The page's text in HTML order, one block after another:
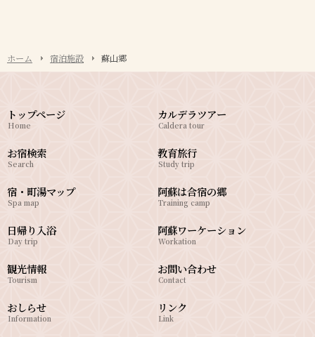
ホーム 宿泊施設 蘇山郷
トップページ
Home
お宿検索
Search
宿・町湯マップ
Spa map
日帰り入浴
Day trip
カルデラツアー
Caldera tour
教育旅行
Study trip
阿蘇は合宿の郷
Training camp
阿蘇ワーケーション
Workation
観光情報
Tourism
おしらせ
Information
お問い合わせ
Contact
リンク
Link